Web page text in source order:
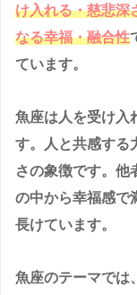
け入れる・慈悲深
なる幸福・融合性
ています。
魚座は人を受け入
す。人と共感する
さの象徴です。他
の中から幸福感で
長けています。
魚座のテーマでは